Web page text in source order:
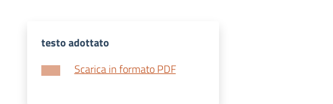
testo adottato
Scarica in formato PDF